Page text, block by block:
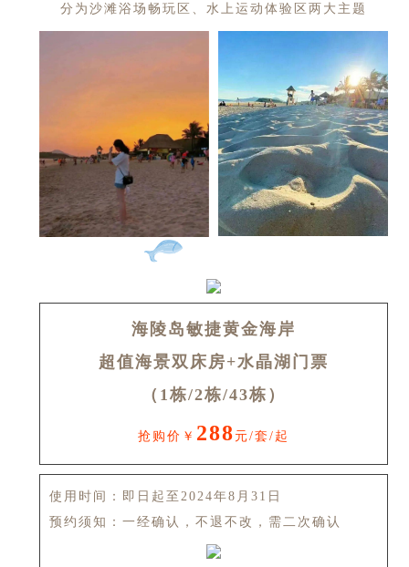
分为沙滩浴场畅玩区、水上运动体验区两大主题
海陵岛敏捷黄金海岸
超值海景双床房+水晶湖门票
（1栋/2栋/43栋）
抢购价￥ 288 元/套/起
使用时间：即日起至2024年8月31日
预约须知：一经确认，不退不改，需二次确认